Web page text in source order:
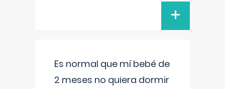
+
Es normal que mí bebé de
2 meses no quiera dormir